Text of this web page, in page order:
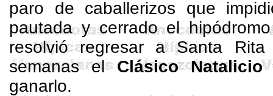
paro de caballerizos que
pautada y cerrado el
resolvió regresar a Santa
semanas elClásico
ganarlo.